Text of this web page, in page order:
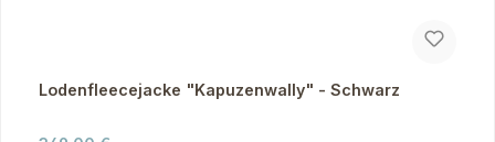
Lodenfleecejacke "Kapuzenwally" - Schwarz